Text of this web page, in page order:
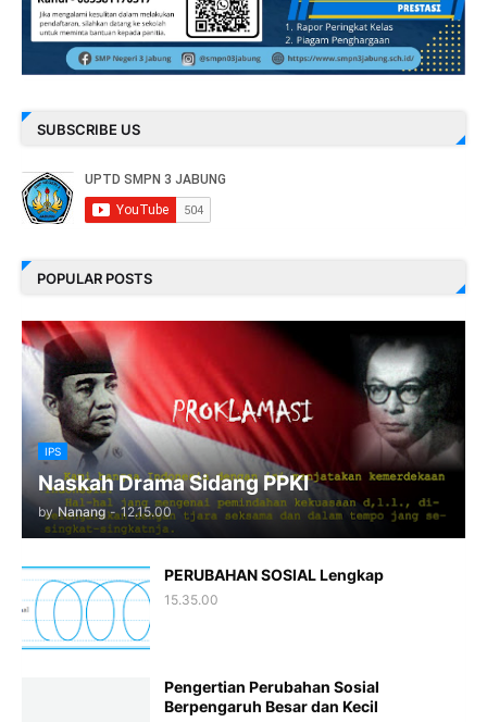
SUBSCRIBE US
POPULAR POSTS
IPS
Naskah Drama Sidang PPKI
by Nanang - 12.15.00
PERUBAHAN SOSIAL Lengkap
15.35.00
Pengertian Perubahan Sosial
Berpengaruh Besar dan Kecil